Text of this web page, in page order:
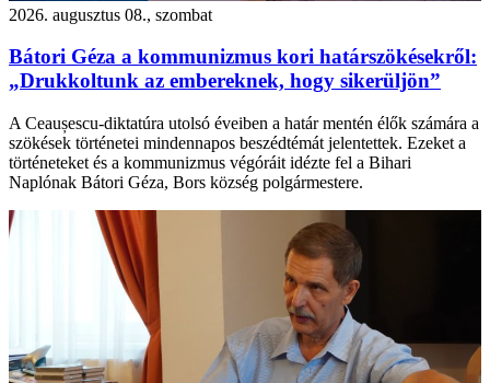
2026. augusztus 08., szombat
Bátori Géza a kommunizmus kori határszökésekről:
„Drukkoltunk az embereknek, hogy sikerüljön”
A Ceaușescu-diktatúra utolsó éveiben a határ mentén élők számára a
szökések történetei mindennapos beszédtémát jelentettek. Ezeket a
történeteket és a kommunizmus végóráit idézte fel a Bihari
Naplónak Bátori Géza, Bors község polgármestere.